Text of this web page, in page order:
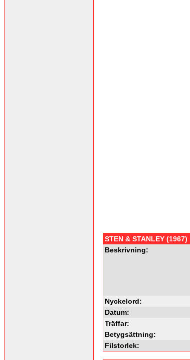
STEN & STANLEY (1967)
Beskrivning:
Nyckelord:
Datum:
Träffar:
Betygsättning:
Filstorlek: